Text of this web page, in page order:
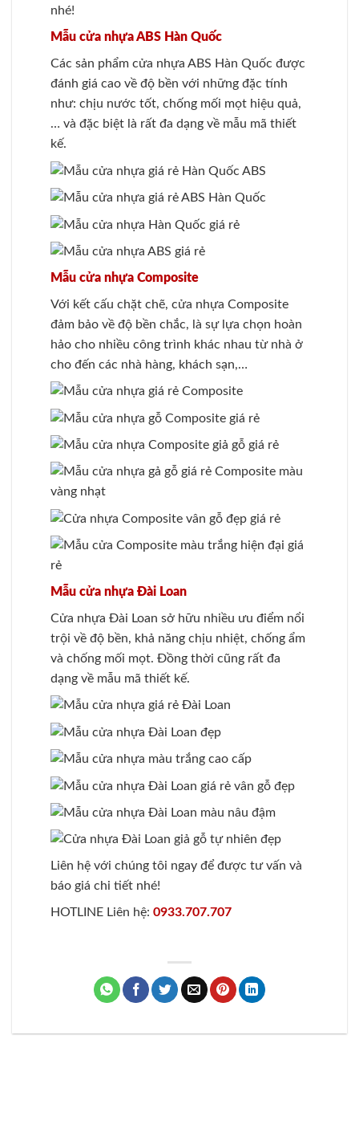
nhé!
Mẫu cửa nhựa ABS Hàn Quốc
Các sản phẩm cửa nhựa ABS Hàn Quốc được
đánh giá cao về độ bền với những đặc tính
như: chịu nước tốt, chống mối mọt hiệu quả,
… và đặc biệt là rất đa dạng về mẫu mã thiết
kế.
Mẫu cửa nhựa Composite
Với kết cấu chặt chẽ, cửa nhựa Composite
đảm bảo về độ bền chắc, là sự lựa chọn hoàn
hảo cho nhiều công trình khác nhau từ nhà ở
cho đến các nhà hàng, khách sạn,…
Mẫu cửa nhựa Đài Loan
Cửa nhựa Đài Loan sở hữu nhiều ưu điểm nổi
trội về độ bền, khả năng chịu nhiệt, chống ẩm
và chống mối mọt. Đồng thời cũng rất đa
dạng về mẫu mã thiết kế.
Liên hệ với chúng tôi ngay để được tư vấn và
báo giá chi tiết nhé!
HOTLINE Liên hệ: 0933.707.707